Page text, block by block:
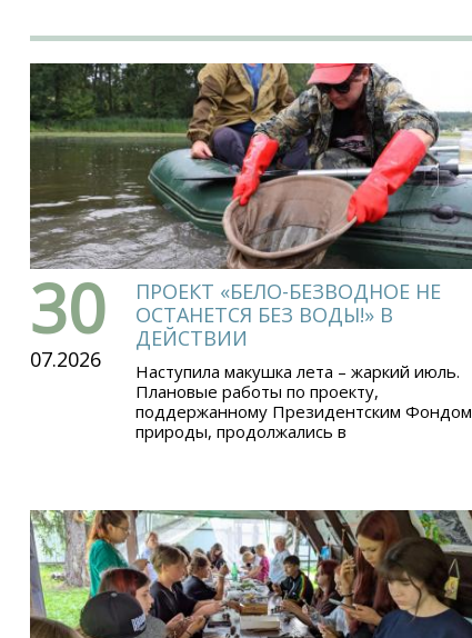
30
07.2026
ПРОЕКТ «БЕЛО-БЕЗВОДНОЕ НЕ
ОСТАНЕТСЯ БЕЗ ВОДЫ!» В
ДЕЙСТВИИ
Наступила макушка лета – жаркий июль.
Плановые работы по проекту,
поддержанному Президентским Фондом
природы, продолжались в